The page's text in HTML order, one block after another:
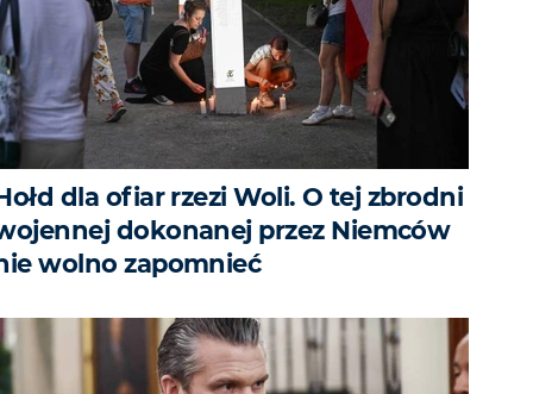
dla ofiar rzezi Woli. O tej zbrodni
dokonanej przez Niemców
wolno zapomnieć